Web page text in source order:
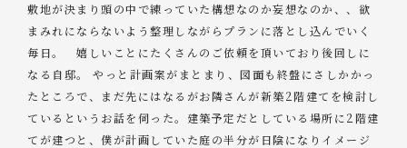
敷地が決まり頭の中で練っていた構想なのか妄想なのか、、欲
まみれにならないよう整理しながらプランに落とし込んでいく
毎日。 嬉しいことにたくさんのご依頼を頂いており後回しに
なる自邸。 やっと計画案がまとまり、図面も終盤にさしかかっ
たところで、まだ先にはなるがお隣さんが新築2階建てを検討し
ているというお話を伺った。建築予定だとしている場所に2階建
てが建つと、僕が計画していた庭の半分が日陰になりイメージ